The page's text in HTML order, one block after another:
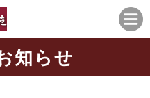
知らせ